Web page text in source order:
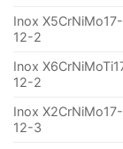
Inox X5CrNiMo17-
12-2
Inox
12-2
Inox X2CrNiMo17-
12-3